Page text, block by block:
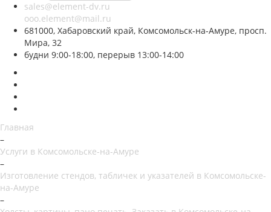
sales@element-dv.ru
ooo.element@mail.ru
681000, Хабаровский край, Комсомольск-на-Амуре, просп.
Мира, 32
будни 9:00-18:00, перерыв 13:00-14:00
Главная
–
Услуги в Комсомольске-на-Амуре
–
Изготовление стендов, табличек и указателей в Комсомольске-
на-Амуре
–